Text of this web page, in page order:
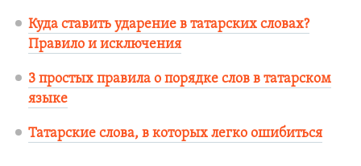
Куда ставить ударение в татарских словах?
Правило и исключения
3 простых правила о порядке слов в татарском
языке
Татарские слова, в которых легко ошибиться